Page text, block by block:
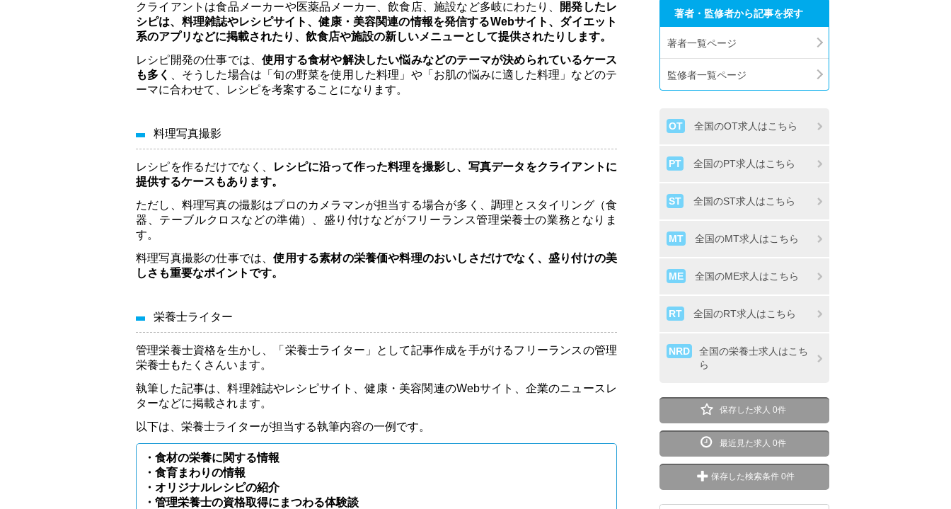
クライアントは食品メーカーや医薬品メーカー、飲食店、施設など多岐にわたり、
開発したレ
シピは、料理雑誌やレシピサイト、健康・美容関連の情報を発信するWebサイト、ダイエット
系のアプリなどに掲載されたり、飲食店や施設の新しいメニューとして提供されたりします。
レシピ開発の仕事では、使用する食材や解決したい悩みなどのテーマが決められているケース
も多く
、そうした場合は「旬の野菜を使用した料理」や「お肌の悩みに適した料理」などのテ
ーマに合わせて、レシピを考案することになります。
料理写真撮影
レシピを作るだけでなく、 レシピに沿って作った料理を撮影し、写真データをクライアントに
提供するケースもあります。
ただし、料理写真の撮影はプロのカメラマンが担当する場合が多く、調理とスタイリング（食
器、テーブルクロスなどの準備）、盛り付けなどがフリーランス管理栄養士の業務となりま
す。
料理写真撮影の仕事では、使用する素材の栄養価や料理のおいしさだけでなく、盛り付けの美
しさも重要なポイントです。
栄養士ライター
管理栄養士資格を生かし、「栄養士ライター」として記事作成を手がけるフリーランスの管理
栄養士もたくさんいます。
執筆した記事は、料理雑誌やレシピサイト、健康・美容関連のWebサイト、企業のニュースレ
ターなどに掲載されます。
以下は、栄養士ライターが担当する執筆内容の一例です。
・食材の栄養に関する情報
・食育まわりの情報
・オリジナルレシピの紹介
・管理栄養士の資格取得にまつわる体験談
著者・監修者から記事を探す
著者一覧ページ
監修者一覧ページ
OT 全国のOT求人はこちら
PT 全国のPT求人はこちら
ST 全国のST求人はこちら
MT 全国のMT求人はこちら
ME 全国のME求人はこちら
RT 全国のRT求人はこちら
NRD
全国の栄養士求人はこち
ら